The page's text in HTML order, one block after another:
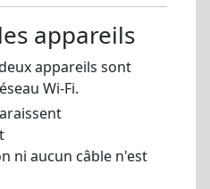
appareils
appareils sont
Wi-Fi.
ni aucun câble n'est